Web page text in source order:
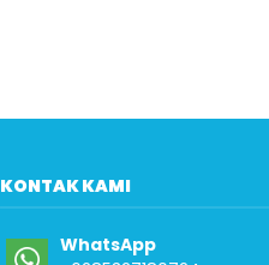
KONTAK KAMI
WhatsApp